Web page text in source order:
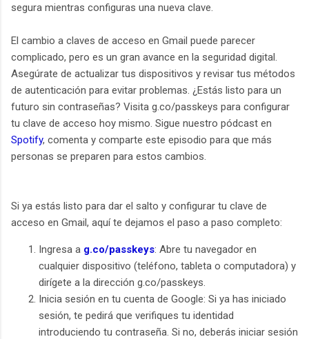
segura mientras configuras una nueva clave.
El cambio a claves de acceso en Gmail puede parecer
complicado, pero es un gran avance en la seguridad digital.
Asegúrate de actualizar tus dispositivos y revisar tus métodos
de autenticación para evitar problemas. ¿Estás listo para un
futuro sin contraseñas? Visita g.co/passkeys para configurar
tu clave de acceso hoy mismo. Sigue nuestro pódcast en
Spotify, comenta y comparte este episodio para que más
personas se preparen para estos cambios.
Si ya estás listo para dar el salto y configurar tu clave de
acceso en Gmail, aquí te dejamos el paso a paso completo:
Ingresa a g.co/passkeys: Abre tu navegador en
cualquier dispositivo (teléfono, tableta o computadora) y
dirígete a la dirección g.co/passkeys.
Inicia sesión en tu cuenta de Google: Si ya has iniciado
sesión, te pedirá que verifiques tu identidad
introduciendo tu contraseña. Si no, deberás iniciar sesión